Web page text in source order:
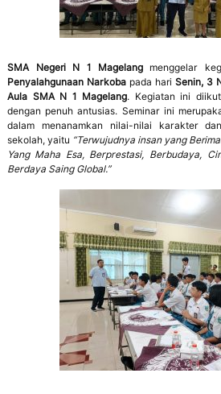
SMA Negeri N 1 Magelang menggelar
Penyalahgunaan Narkobapada hari Senin, 3
Aula SMA N 1 Magelang. Kegiatan ini
dengan penuh antusias. Seminar ini
dalam menanamkan nilai-nilai karakter
sekolah, yaitu “Terwujudnya insan yang
Yang Maha Esa, Berprestasi, Berbudaya,
Berdaya Saing Global.”